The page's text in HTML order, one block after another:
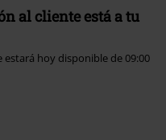
al cliente está a tu
hoy disponible de 09:00